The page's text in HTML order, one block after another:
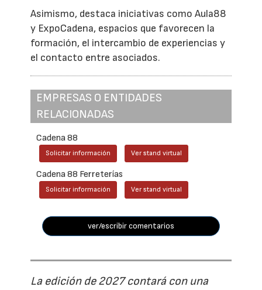
Asimismo, destaca iniciativas como Aula88
y ExpoCadena, espacios que favorecen la
formación, el intercambio de experiencias y
el contacto entre asociados.
EMPRESAS O ENTIDADES
RELACIONADAS
Cadena 88
Solicitar información Ver stand virtual
Cadena 88 Ferreterías
Solicitar información Ver stand virtual
ver/escribir comentarios
La edición de 2027 contará con una